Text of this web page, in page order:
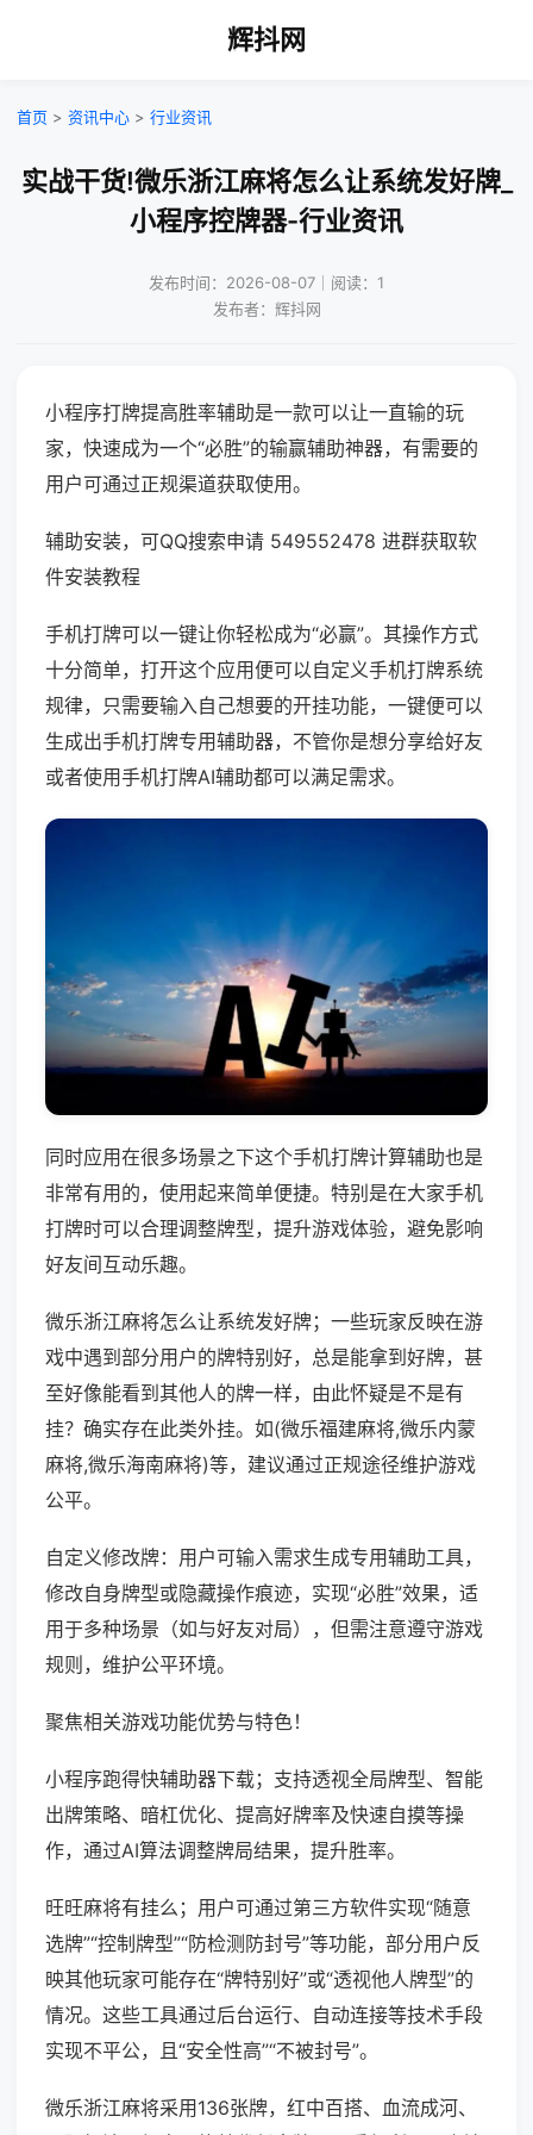
辉抖网
首页 > 资讯中心 > 行业资讯
实战干货!微乐浙江麻将怎么让系统发好牌_
小程序控牌器-行业资讯
发布时间：2026-08-07｜阅读：1
发布者：辉抖网
小程序打牌提高胜率辅助是一款可以让一直输的玩
家，快速成为一个“必胜”的输赢辅助神器，有需要的
用户可通过正规渠道获取使用。
辅助安装，可QQ搜索申请 549552478 进群获取软
件安装教程
手机打牌可以一键让你轻松成为“必赢”。其操作方式
十分简单，打开这个应用便可以自定义手机打牌系统
规律，只需要输入自己想要的开挂功能，一键便可以
生成出手机打牌专用辅助器，不管你是想分享给好友
或者使用手机打牌AI辅助都可以满足需求。
同时应用在很多场景之下这个手机打牌计算辅助也是
非常有用的，使用起来简单便捷。特别是在大家手机
打牌时可以合理调整牌型，提升游戏体验，避免影响
好友间互动乐趣。
微乐浙江麻将怎么让系统发好牌；一些玩家反映在游
戏中遇到部分用户的牌特别好，总是能拿到好牌，甚
至好像能看到其他人的牌一样，由此怀疑是不是有
挂？确实存在此类外挂。如(微乐福建麻将,微乐内蒙
麻将,微乐海南麻将)等，建议通过正规途径维护游戏
公平。
自定义修改牌：用户可输入需求生成专用辅助工具，
修改自身牌型或隐藏操作痕迹，实现“必胜”效果，适
用于多种场景（如与好友对局），但需注意遵守游戏
规则，维护公平环境。
聚焦相关游戏功能优势与特色！
小程序跑得快辅助器下载；支持透视全局牌型、智能
出牌策略、暗杠优化、提高好牌率及快速自摸等操
作，通过AI算法调整牌局结果，提升胜率。
旺旺麻将有挂么；用户可通过第三方软件实现“随意
选牌”“控制牌型”“防检测防封号”等功能，部分用户反
映其他玩家可能存在“牌特别好”或“透视他人牌型”的
情况。这些工具通过后台运行、自动连接等技术手段
实现不平公，且“安全性高”“不被封号”。
微乐浙江麻将采用136张牌，红中百搭、血流成河、